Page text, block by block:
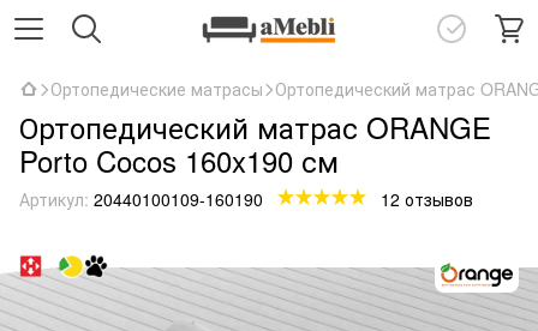
Ортопедические матрасы Ортопедический матрас
Ортопедический матрас ORANGE
Porto Cocos 160x190 см
Артикул: 20440100109-160190 12 отзывов